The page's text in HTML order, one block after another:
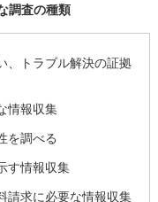
調査の種類
、トラブル解決の証拠
情報収集
を調べる
す情報収集
請求に必要な情報収集